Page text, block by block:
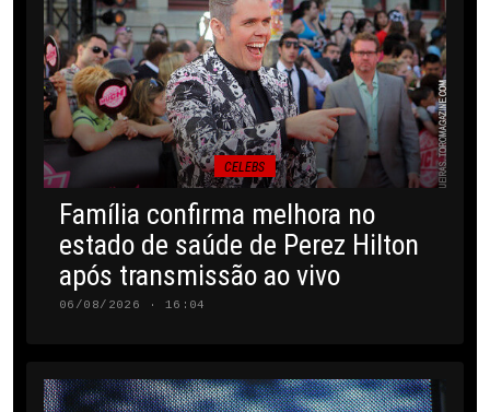
CELEBS
Família confirma melhora no
estado de saúde de Perez Hilton
após transmissão ao vivo
06/08/2026 · 16:04